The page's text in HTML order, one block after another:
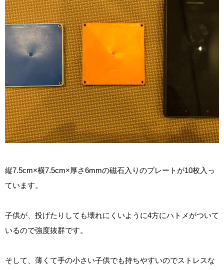
縦7.5cm×横7.5cm×厚さ6mmの磁石入りのプレートが10枚入っ
ています。
子供が、投げたりしても壊れにくいように4方にハトメがついて
いるので強度抜群です。
そして、薄くて手の小さい子供でも持ちやすいのでストレスな